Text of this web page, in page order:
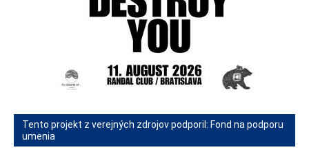
Tento projekt z verejných zdrojov podporil: Fond na podporu
umenia